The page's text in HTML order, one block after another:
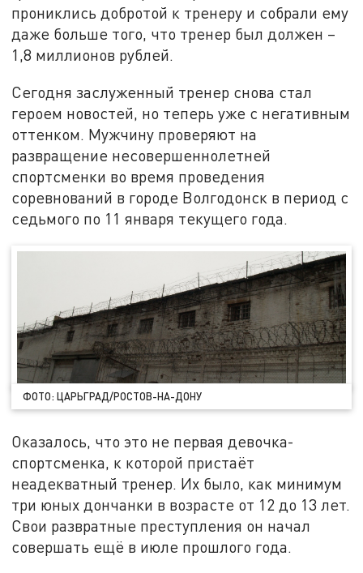
прониклись добротой к тренеру и собрали ему
даже больше того, что тренер был должен –
1,8 миллионов рублей.
Сегодня заслуженный тренер снова стал
героем новостей, но теперь уже с негативным
оттенком. Мужчину проверяют на
развращение несовершеннолетней
спортсменки во время проведения
соревнований в городе Волгодонск в период с
седьмого по 11 января текущего года.
ФОТО: ЦАРЬГРАД/РОСТОВ-НА-ДОНУ
Оказалось, что это не первая девочка-
спортсменка, к которой пристаёт
неадекватный тренер. Их было, как минимум
три юных дончанки в возрасте от 12 до 13 лет.
Свои развратные преступления он начал
совершать ещё в июле прошлого года.